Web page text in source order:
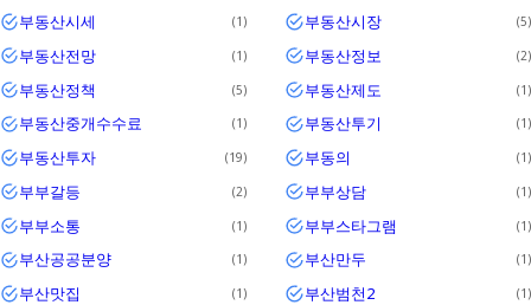
부동산시세 1 부동산시장 5
부동산전망 1 부동산정보 2
부동산정책 5 부동산제도 1
부동산중개수수료 1 부동산투기 1
부동산투자 19 부동의 1
부부갈등 2 부부상담 1
부부소통 1 부부스타그램 1
부산공공분양 1 부산만두 1
부산맛집 1 부산범천2 1